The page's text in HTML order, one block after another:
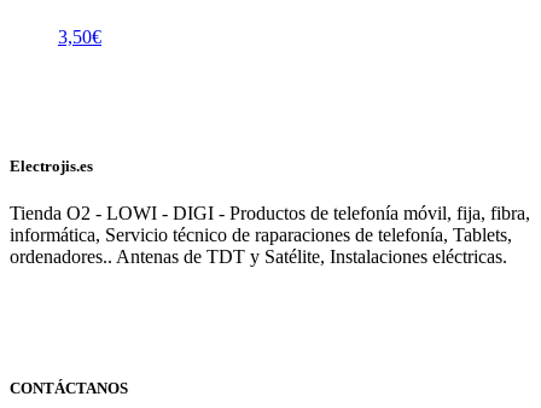
3,50€
Electrojis.es
Tienda O2 - LOWI - DIGI - Productos de telefonía móvil, fija, fibra,
informática, Servicio técnico de raparaciones de telefonía, Tablets,
ordenadores.. Antenas de TDT y Satélite, Instalaciones eléctricas.
CONTÁCTANOS